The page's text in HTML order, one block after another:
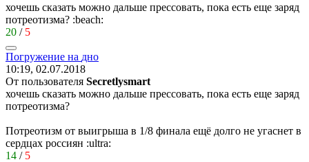
хочешь сказать можно дальше прессовать, пока есть еще заряд
потреотизма? :beach:
20 / 5
Погружение на дно
10:19, 02.07.2018
От пользователя Secretlysmart
хочешь сказать можно дальше прессовать, пока есть еще заряд
потреотизма?
Потреотизм от выигрыша в 1/8 финала ещё долго не угаснет в
сердцах россиян :ultra:
14 / 5